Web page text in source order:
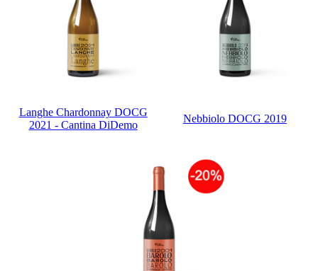
Langhe Chardonnay DOCG
2021 - Cantina DiDemo
Nebbiolo DOCG 2019